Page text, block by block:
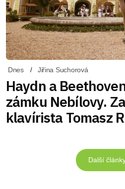
Dnes Jiřina Suchorová
Haydn a
zámku Nebílovy.
klavírista Tomasz
Další